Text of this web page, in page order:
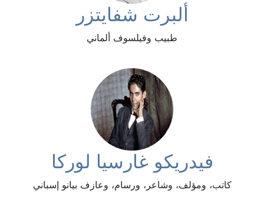
ألبرت شفايتزر
طبيب وفيلسوف ألماني
فيدريكو غارسيا لوركا
كاتب، ومؤلف، وشاعر، ورسام، وعازف بيانو إسباني